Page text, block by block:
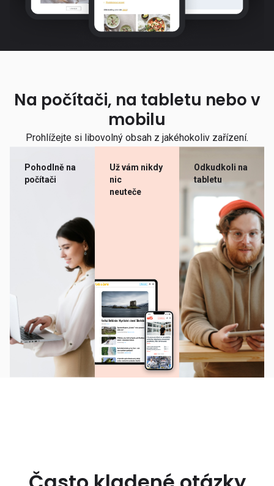
Na počítači, na tabletu nebo v
mobilu
Prohlížejte si libovolný obsah z jakéhokoliv zařízení.
Pohodlně na
počítači
Už vám nikdy
nic
neuteče
Odkudkoli na
tabletu